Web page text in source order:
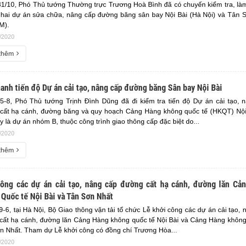
10, Phó Thủ tướng Thường trực Trương Hoà Bình đã có chuyến kiểm tra,
dự án sửa chữa, nâng cấp đường băng sân bay Nội Bài (Hà Nội) và Tân
tiến độ Dự án cải tạo, nâng cấp đường băng Sân bay Nội Bài
8, Phó Thủ tướng Trịnh Đình Dũng đã đi kiểm tra tiến độ Dự án cải tạo,
hạ cánh, đường băng và quy hoạch Cảng Hàng không quốc tế (HKQT)
là dự án nhóm B, thuộc công trình giao thông cấp đặc biệt do...
các dự án cải tạo, nâng cấp đường cất hạ cánh, đường lăn
tế Nội Bài và Tân Sơn Nhất
6, tại Hà Nội, Bộ Giao thông vận tải tổ chức Lễ khởi công các dự án cải tạo,
hạ cánh, đường lăn Cảng Hàng không quốc tế Nội Bài và Cảng Hàng
Nhất. Tham dự Lễ khởi công có đồng chí Trương Hòa...